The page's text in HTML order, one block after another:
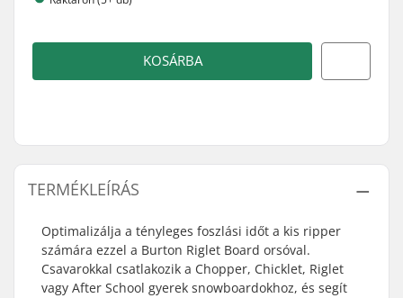
KOSÁRBA
TERMÉKLEÍRÁS
Optimalizálja a tényleges foszlási időt a kis ripper
számára ezzel a Burton Riglet Board orsóval.
Csavarokkal csatlakozik a Chopper, Chicklet, Riglet
vagy After School gyerek snowboardokhoz, és segít